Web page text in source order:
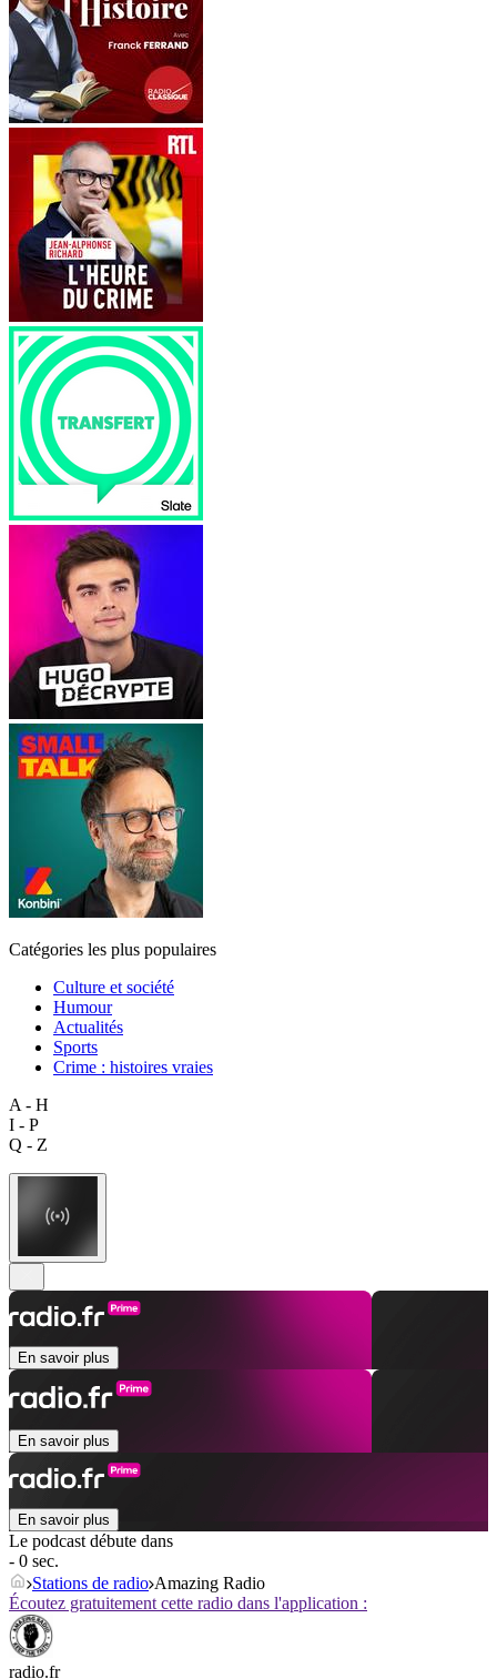
Catégories les plus populaires
Culture et société
Humour
Actualités
Sports
Crime : histoires vraies
A - H
I - P
Q - Z
En savoir plus
En savoir plus
En savoir plus
Le podcast débute dans
- 0 sec.
Stations de radio Amazing Radio
Écoutez gratuitement cette radio dans l'application :
radio.fr